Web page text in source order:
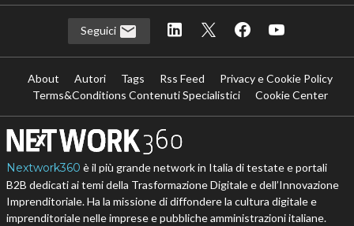
Seguici
About Autori Tags Rss Feed
Privacy e Cookie Policy
Terms&Conditions Contenuti Specialistici
Cookie Center
Nextwork360 è il più grande network in Italia di testate e portali
B2B dedicati ai temi della Trasformazione Digitale e dell’Innovazione
Imprenditoriale. Ha la missione di diffondere la cultura digitale e
imprenditoriale nelle imprese e pubbliche amministrazioni italiane.